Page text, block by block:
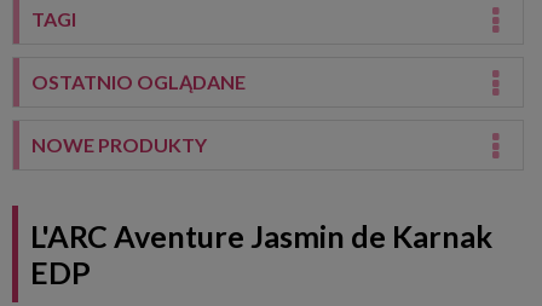
TAGI
OSTATNIO OGLĄDANE
NOWE PRODUKTY
L'ARC Aventure Jasmin de Karnak
EDP